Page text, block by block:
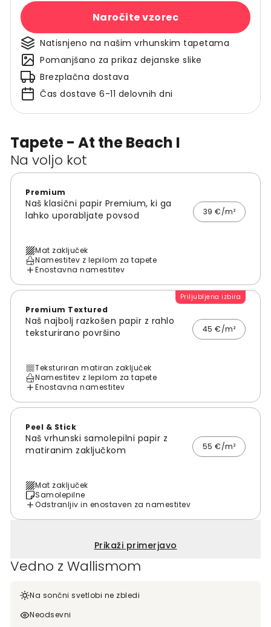
Tapete - At the Beach I
Na voljo kot
Premium
Naš klasični papir Premium, ki ga
lahko uporabljate povsod
39 €/m²
Mat zaključek
Namestitev z lepilom za tapete
Enostavna namestitev
Priljubljena izbira
Premium Textured
Naš najbolj razkošen papir z rahlo
teksturirano površino
45 €/m²
Teksturiran matiran zaključek
Namestitev z lepilom za tapete
Enostavna namestitev
Peel & Stick
Naš vrhunski samolepilni papir z
matiranim zaključkom
55 €/m²
Mat zaključek
Samolepilne
Odstranljiv in enostaven za namestitev
Prikaži primerjavo
Vedno z Wallismom
Na sončni svetlobi ne zbledi
Neodsevni
Naročite vzorec
Natisnjeno na našim vrhunskim tapetama
Pomanjšano za prikaz dejanske slike
Brezplačna dostava
Čas dostave 6-11 delovnih dni